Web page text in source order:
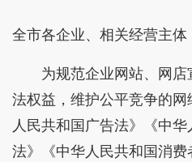
全市各企业、相关经营主体
为规范企业网站、网
法权益，维护公平竞争的
人民共和国广告法》《中
法》《中华人民共和国消